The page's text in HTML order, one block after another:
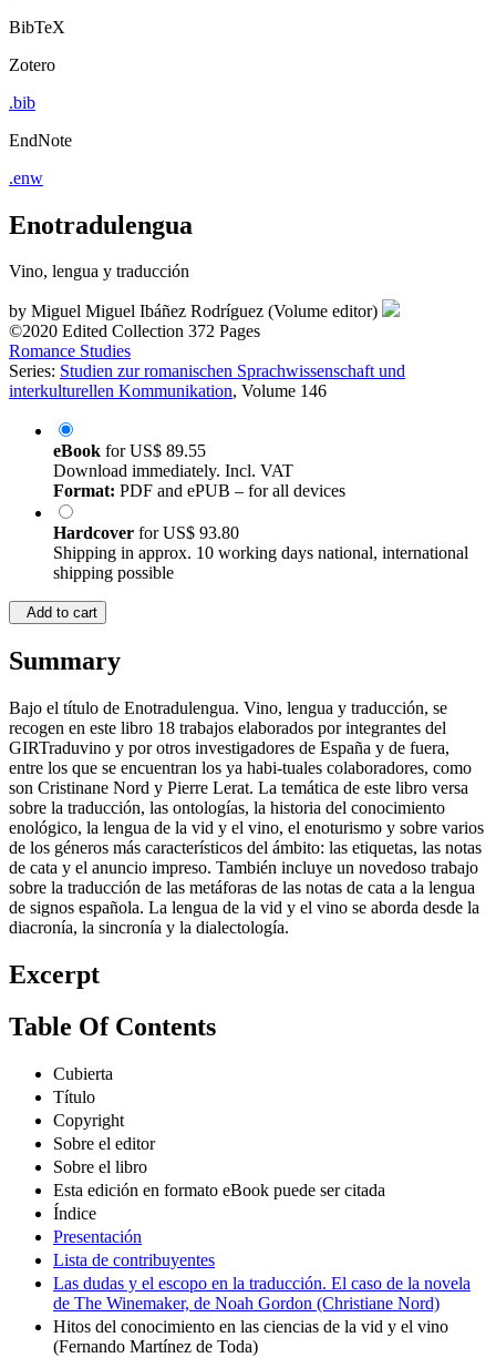
BibTeX
Zotero
.bib
EndNote
.enw
Enotradulengua
Vino, lengua y traducción
by Miguel Miguel Ibáñez Rodríguez (Volume editor)
©2020 Edited Collection 372 Pages
Romance Studies
Series: Studien zur romanischen Sprachwissenschaft und
interkulturellen Kommunikation, Volume 146
eBook forUS$ 89.55
Download immediately. Incl. VAT
Format: PDF and ePUB – for all devices
Hardcover forUS$ 93.80
Shipping in approx. 10 working days national, international
shipping possible
Add to cart
Summary
Bajo el título de Enotradulengua. Vino, lengua y traducción, se
recogen en este libro 18 trabajos elaborados por integrantes del
GIRTraduvino y por otros investigadores de España y de fuera,
entre los que se encuentran los ya habi-tuales colaboradores, como
son Cristinane Nord y Pierre Lerat. La temática de este libro versa
sobre la traducción, las ontologías, la historia del conocimiento
enológico, la lengua de la vid y el vino, el enoturismo y sobre varios
de los géneros más característicos del ámbito: las etiquetas, las notas
de cata y el anuncio impreso. También incluye un novedoso trabajo
sobre la traducción de las metáforas de las notas de cata a la lengua
de signos española. La lengua de la vid y el vino se aborda desde la
diacronía, la sincronía y la dialectología.
Excerpt
Table Of Contents
Cubierta
Título
Copyright
Sobre el editor
Sobre el libro
Esta edición en formato eBook puede ser citada
Índice
Presentación
Lista de contribuyentes
Las dudas y el escopo en la traducción. El caso de la novela
de The Winemaker, de Noah Gordon (Christiane Nord)
Hitos del conocimiento en las ciencias de la vid y el vino
(Fernando Martínez de Toda)